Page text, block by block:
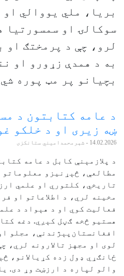
بریا، ملي یووالي
سوکالۍ او سمسورتیا
لرو، چې د پرمختګ او
به د همدې زړورو او
بچیانو پر مټ پوره
د عامه کتابتون د
ښه زیری او د خلکو
14.02.2026 - شېرمحمدامیني ستانکزی
د پلازمېنې کابل د عامه
مطالعې، څېړنیزو معلوماتو
تاریخي، کلتوري او علمي
مخینه لري، د اطلاعاتو او
فعالیت کوي او د هېواد د
هستیو څخه ګڼل کېږي. دغه
افغانستان‌پېژندنې، مجلو
لوی او مجهز تالارونه لري،
ځانګړي ډول زده کړیالانو،
والو لپاره د ارزښت وړ دی.